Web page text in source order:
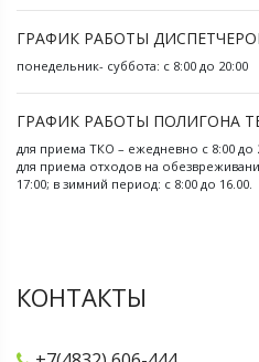
ГРАФИК РАБОТЫ
понедельник- суббота: с 8:00 до 20:00
ГРАФИК РАБОТЫ ПОЛИГОНА
для приема ТКО – ежедневно с 8:00 до
для приема отходов на
17:00; в зимний период: с 8:00 до 16.00.
КОНТАКТЫ